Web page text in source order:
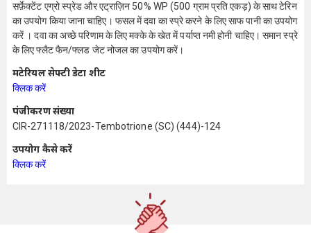
सर्फ़ेक्टेंट एग्रो स्प्रेड और एट्राज़िन 50% WP (500 ग्राम प्रति एकड़) के साथ टेरिन
का उपयोग किया जाना चाहिए। फसल में दवा का स्प्रे करने के लिए साफ पानी का उपयोग
करें । दवा का अच्छे परिणाम के लिए मक्के के खेत में पर्याप्त नमी होनी चाहिए। समान स्प्रे
के लिए फ्लैट फैन/फ्लड जेट नोजल का उपयोग करें।
मटेरियल सेफ्टी डेटा शीट
क्लिक करें
पंजीकरण संख्या
CIR-271118/2023-Tembotrione (SC) (444)-124
उपयोग कैसे करें
क्लिक करें